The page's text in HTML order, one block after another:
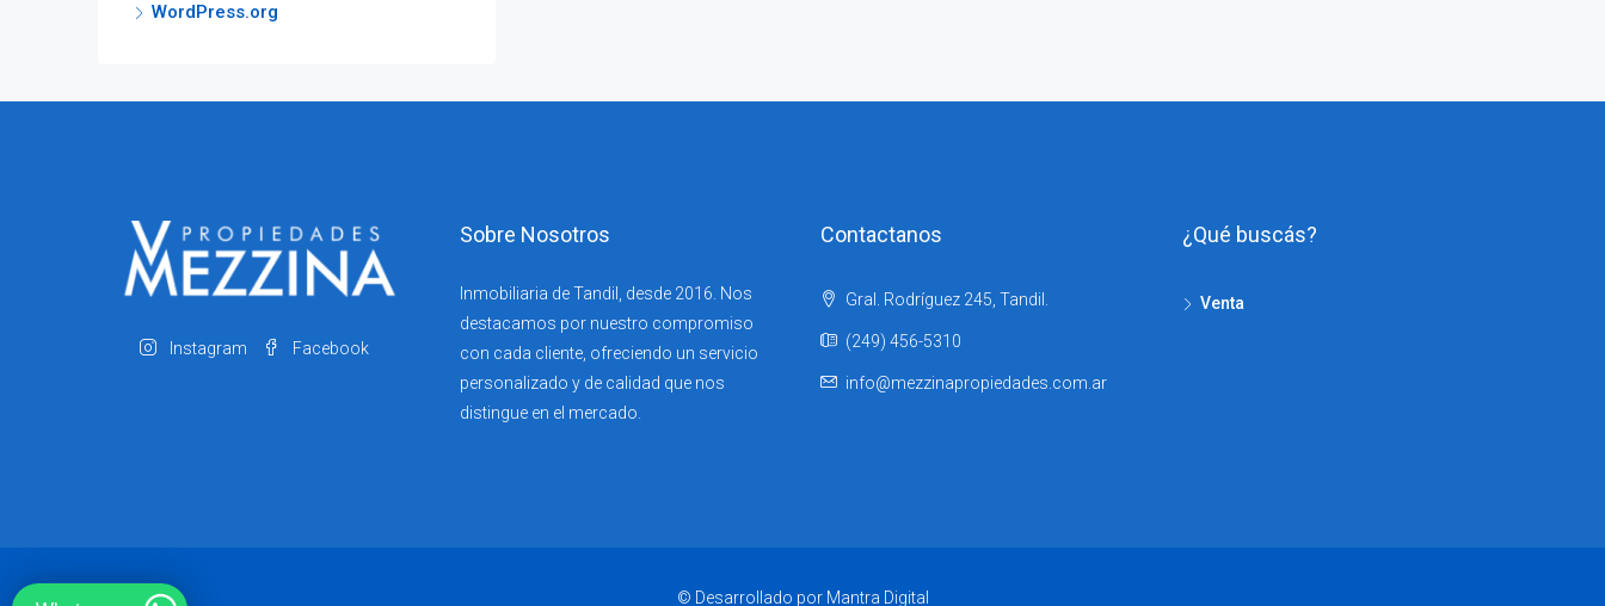
WordPress.org
Instagram Facebook
Sobre Nosotros
Inmobiliaria de Tandil, desde 2016. Nos
destacamos por nuestro compromiso
con cada cliente, ofreciendo un servicio
personalizado y de calidad que nos
distingue en el mercado.
Contactanos
Gral. Rodríguez 245, Tandil.
(249) 456-5310
info@mezzinapropiedades.com.ar
¿Qué buscás?
Venta
© Desarrollado por Mantra Digital